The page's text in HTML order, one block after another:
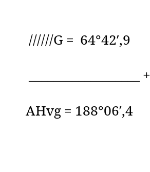
//////G = 64°42′,9
__________________ +
AHvg = 188°06′,4